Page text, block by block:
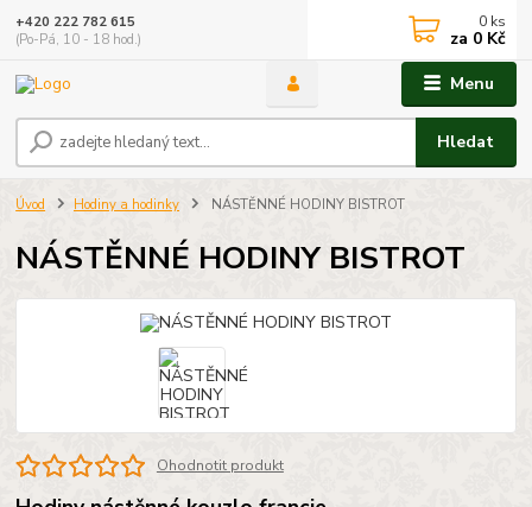
Menu
Hledat
+420 222 782 615
(Po-Pá, 10 - 18 hod.)
0 ks
za 0 Kč
Úvod Hodiny a hodinky NÁSTĚNNÉ HODINY BISTROT
NÁSTĚNNÉ HODINY BISTROT
Ohodnotit produkt